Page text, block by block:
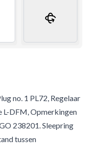
no. 1 PL72, Regelaar
L-DFM, Opmerkingen
238201. Sleepring
tussen